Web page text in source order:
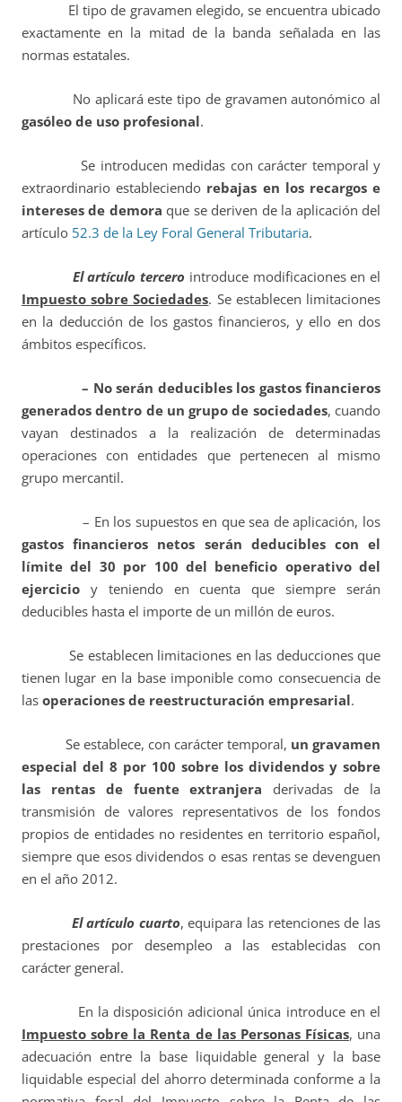
El tipo de gravamen elegido, se encuentra ubicado
exactamente en la mitad de la banda señalada en las
normas estatales.
No aplicará este tipo de gravamen autonómico al
gasóleo de uso profesional.
Se introducen medidas con carácter temporal y
extraordinario estableciendo rebajas en los recargos e
intereses de demoraque se deriven de la aplicación del
artículo 52.3 de la Ley Foral General Tributaria.
El artículo tercero introduce modificaciones en el
Impuesto sobre Sociedades. Se establecen limitaciones
en la deducción de los gastos financieros, y ello en dos
ámbitos específicos.
– No serán deducibles los gastos financieros
generados dentro de un grupo de sociedades, cuando
vayan destinados a la realización de determinadas
operaciones con entidades que pertenecen al mismo
grupo mercantil.
– En los supuestos en que sea de aplicación, los
gastos financieros netos serán deducibles con el
límite del 30 por 100 del beneficio operativo del
ejercicio y teniendo en cuenta que siempre serán
deducibles hasta el importe de un millón de euros.
Se establecen limitaciones en las deducciones que
tienen lugar en la base imponible como consecuencia de
las operaciones de reestructuración empresarial.
Se establece, con carácter temporal, un gravamen
especial del 8 por 100 sobre los dividendos y sobre
las rentas de fuente extranjera derivadas de la
transmisión de valores representativos de los fondos
propios de entidades no residentes en territorio español,
siempre que esos dividendos o esas rentas se devenguen
en el año 2012.
El artículo cuarto, equipara las retenciones de las
prestaciones por desempleo a las establecidas con
carácter general.
En la disposición adicional única introduce en el
Impuesto sobre la Renta de las Personas Físicas, una
adecuación entre la base liquidable general y la base
liquidable especial del ahorro determinada conforme a la